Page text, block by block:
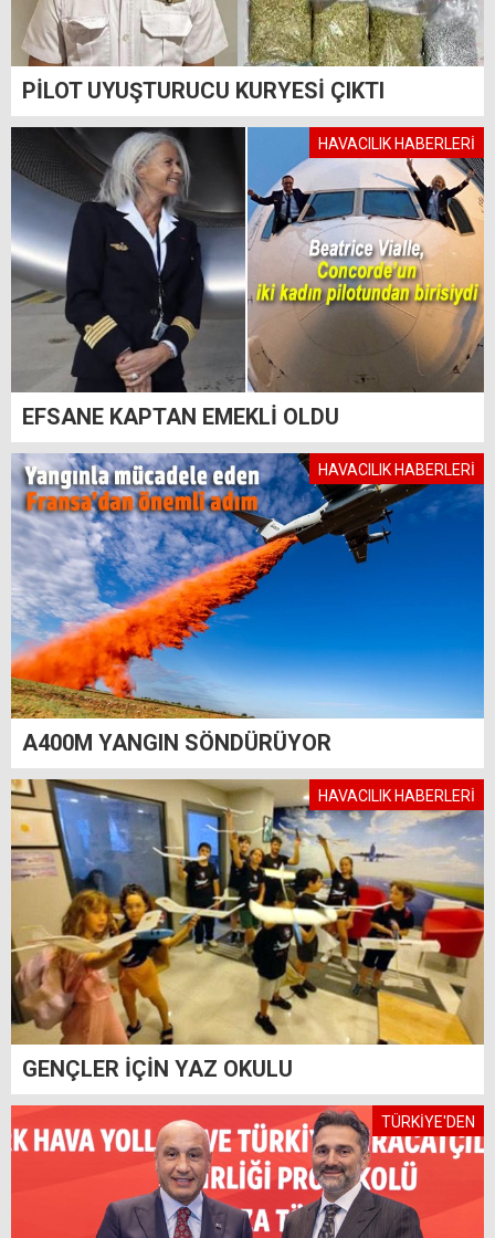
PİLOT UYUŞTURUCU KURYESİ ÇIKTI
HAVACILIK HABERLERİ
EFSANE KAPTAN EMEKLİ OLDU
HAVACILIK HABERLERİ
A400M YANGIN SÖNDÜRÜYOR
HAVACILIK HABERLERİ
GENÇLER İÇİN YAZ OKULU
TÜRKİYE'DEN